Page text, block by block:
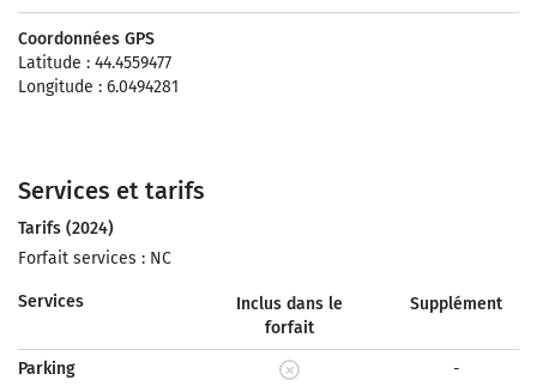
Coordonnées GPS
Latitude : 44.4559477
Longitude : 6.0494281
Services et tarifs
Tarifs (2024)
Forfait services : NC
Services
Inclus dans le
forfait
Supplément
Parking
-